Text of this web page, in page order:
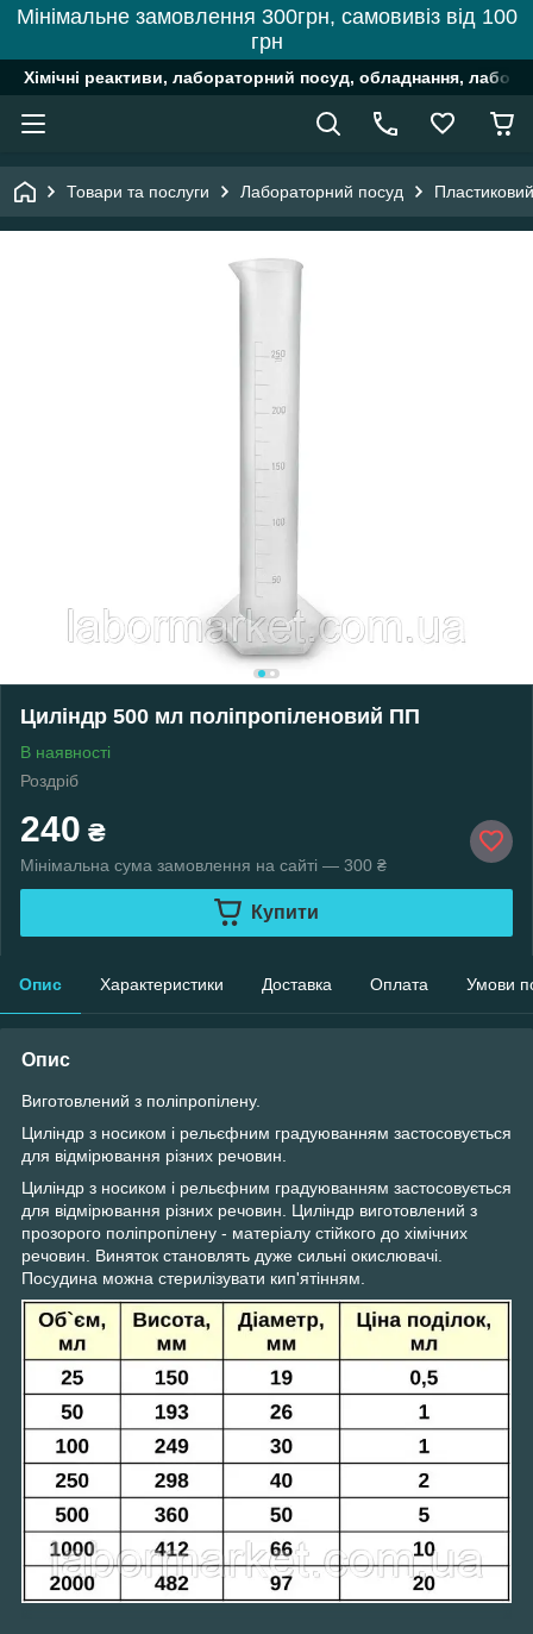
Мінімальне замовлення 300грн, самовивіз від 100
грн
Хімічні реактиви, лабораторний посуд, обладнання,
Товари та послуги Лабораторний посуд
Циліндр 500 мл поліпропіленовий ПП
В наявності
Роздріб
240 ₴
Мінімальна сума замовлення на сайті — 300 ₴
Купити
Опис Характеристики Доставка Оплата Умови
Опис
Виготовлений з поліпропілену.
Циліндр з носиком і рельєфним градуюванням застосовується
для відмірювання різних речовин.
Циліндр з носиком і рельєфним градуюванням застосовується
для відмірювання різних речовин. Циліндр виготовлений з
прозорого поліпропілену - матеріалу стійкого до хімічних
речовин. Виняток становлять дуже сильні окислювачі.
Посудина можна стерилізувати кип'ятінням.